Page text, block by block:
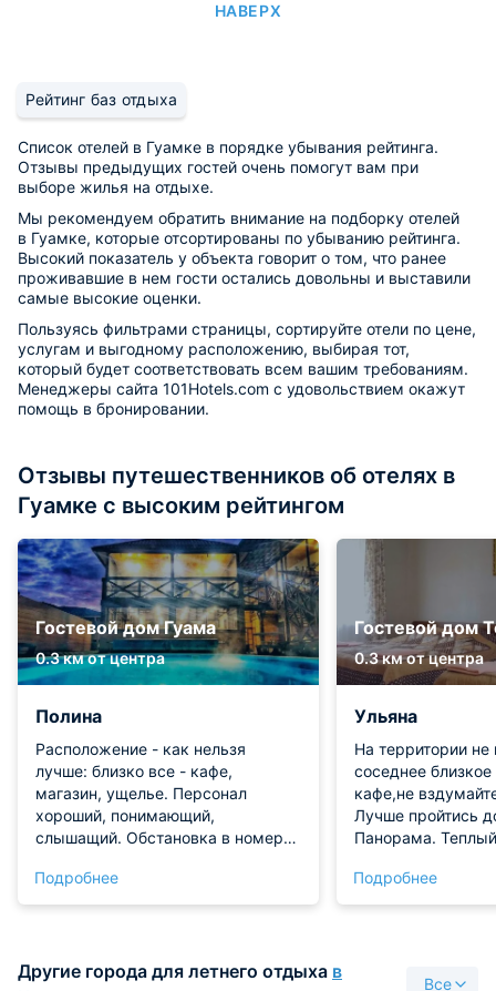
НАВЕРХ
Рейтинг баз отдыха
Список отелей в Гуамке в порядке убывания рейтинга.
Отзывы предыдущих гостей очень помогут вам при
выборе жилья на отдыхе.
Мы рекомендуем обратить внимание на подборку отелей
в Гуамке, которые отсортированы по убыванию рейтинга.
Высокий показатель у объекта говорит о том, что ранее
проживавшие в нем гости остались довольны и выставили
самые высокие оценки.
Пользуясь фильтрами страницы, сортируйте отели по цене,
услугам и выгодному расположению, выбирая тот,
который будет соответствовать всем вашим требованиям.
Менеджеры сайта 101Hotels.com с удовольствием окажут
помощь в бронировании.
Отзывы путешественников об отелях в
Гуамке с высоким рейтингом
Гостевой дом Гуама
0.3 км от центра
Полина
Расположение - как нельзя
лучше: близко все - кафе,
магазин, ущелье. Персонал
хороший, понимающий,
слышащий. Обстановка в номерах
соотношение цены и качества
прекрасное. Кухни хорошие,
немного бы побольше. В
Подробнее
Гостевой дом
0.3 км от центра
Ульяна
На территории не
соседнее
кафе,не
Лучше пройтись
Панорама.
Подробнее
Другие города для летнего отдыха в
Все